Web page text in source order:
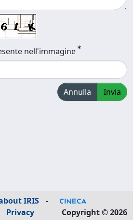
nell'immagine
Annulla Invia
IRIS
-
Privacy Copyright © 2026